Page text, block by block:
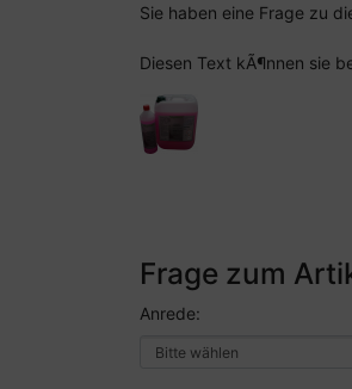
Sie haben eine Frage zu
Diesen Text kÃ¶nnen sie
Frage zum
Anrede: